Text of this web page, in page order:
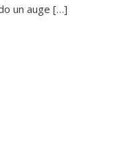
un auge […]